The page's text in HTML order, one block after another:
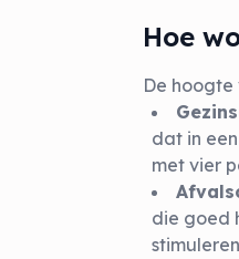
Hoe
De
dat in
met vier
die goed